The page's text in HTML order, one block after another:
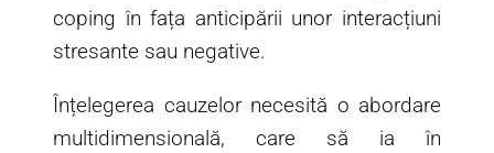
coping în fața anticipării unor interacțiuni
stresante sau negative.
Înțelegerea cauzelor necesită o abordare
multidimensională, care să ia în